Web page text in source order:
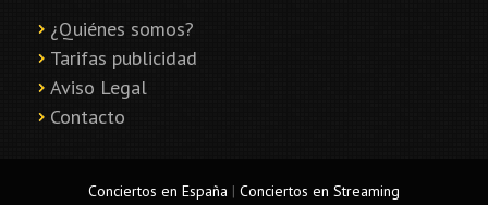
¿Quiénes somos?
Tarifas publicidad
Aviso Legal
Contacto
Conciertos en España | Conciertos en Streaming